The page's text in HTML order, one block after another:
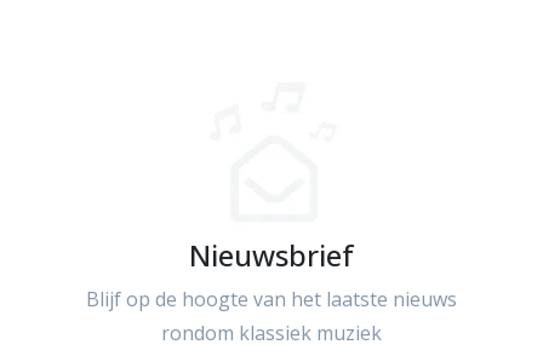
Nieuwsbrief
Blijf op de hoogte van het laatste nieuws
rondom klassiek muziek